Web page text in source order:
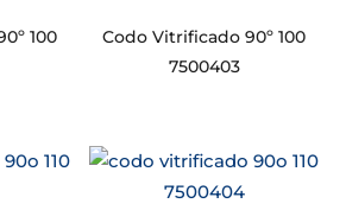
100
Codo Vitrificado 90º 100
7500403